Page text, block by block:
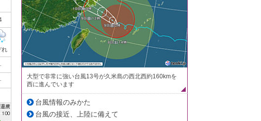
れ
大型で非常に強い台風13号が久米島の西北西約160kmを
西に進んでいます
台風情報のみかた
台風の接近、上陸に備えて